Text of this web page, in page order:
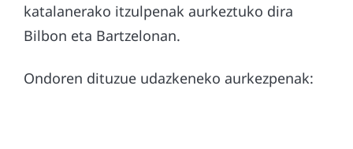
katalanerako itzulpenak aurkeztuko dira
Bilbon eta Bartzelonan.
Ondoren dituzue udazkeneko aurkezpenak: